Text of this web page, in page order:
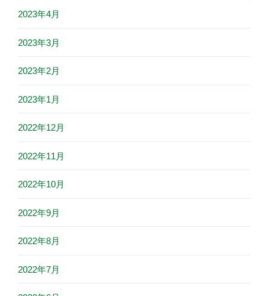
2023年4月
2023年3月
2023年2月
2023年1月
2022年12月
2022年11月
2022年10月
2022年9月
2022年8月
2022年7月